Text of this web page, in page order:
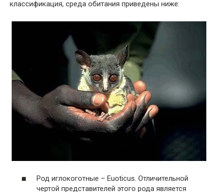
классификация, среда обитания приведены ниже:
Род иглокоготные – Euoticus. Отличительной
чертой представителей этого рода является